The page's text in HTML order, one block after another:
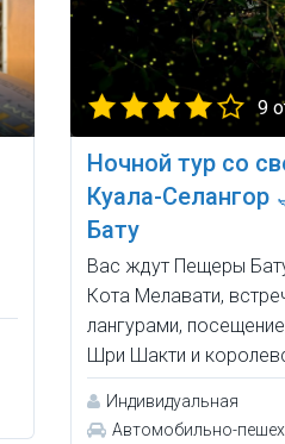
9
Ночной тур со
Куала-Селангор
Бату
Вас ждут Пещеры
Кота Мелавати,
лангурами,
Шри Шакти и
Индивидуальная
Автомобильно-